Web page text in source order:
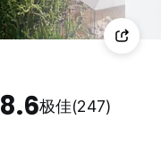
8.6极佳(247)